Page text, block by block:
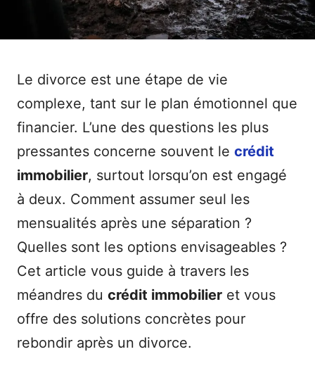
Le divorce est une étape de vie
complexe, tant sur le plan émotionnel que
financier. L’une des questions les plus
pressantes concerne souvent le crédit
immobilier, surtout lorsqu’on est engagé
à deux. Comment assumer seul les
mensualités après une séparation ?
Quelles sont les options envisageables ?
Cet article vous guide à travers les
méandres du crédit immobilier et vous
offre des solutions concrètes pour
rebondir après un divorce.